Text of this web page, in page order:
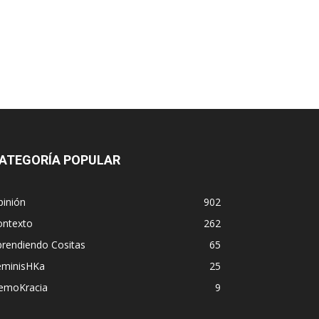
POPULAR
902
262
Cositas
65
25
9